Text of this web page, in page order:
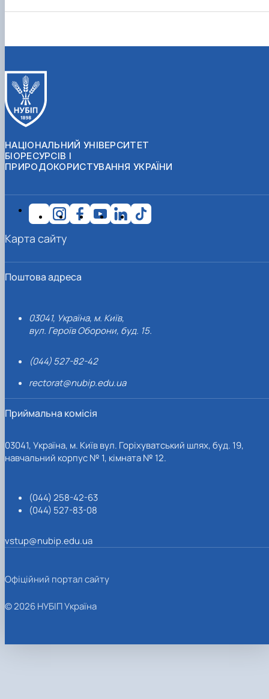
НАЦІОНАЛЬНИЙ УНІВЕРСИТЕТ
БІОРЕСУРСІВ І
ПРИРОДОКОРИСТУВАННЯ УКРАЇНИ
Поштова адреса
03041, Україна, м. Київ,
вул. Героїв Оборони, буд. 15.
(044) 527-82-42
rectorat@nubip.edu.ua
Приймальна комісія
03041, Україна, м. Київ вул. Горіхуватський шлях, буд. 19,
навчальний корпус № 1, кімната № 12.
(044) 258-42-63
(044) 527-83-08
vstup@nubip.edu.ua
Карта сайту
Офіційний портал сайту
© 2026 НУБІП Україна